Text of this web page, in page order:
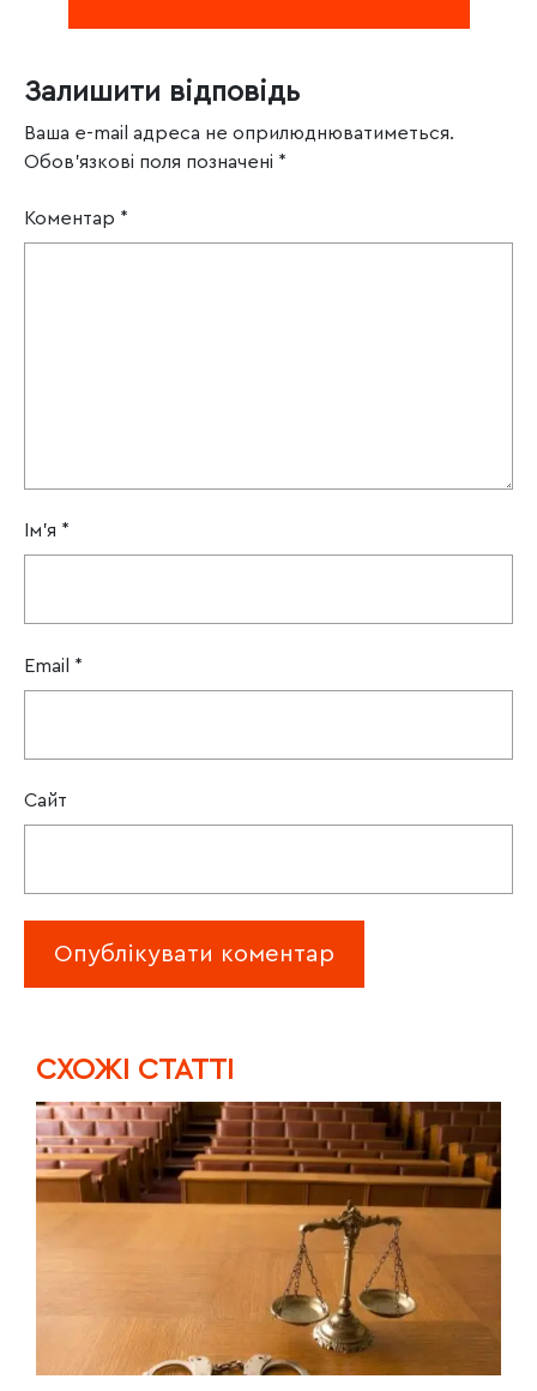
Залишити відповідь
Ваша e-mail адреса не оприлюднюватиметься.
Обов’язкові поля позначені *
Коментар *
Ім'я *
Email *
Сайт
CХОЖІ СТАТТІ